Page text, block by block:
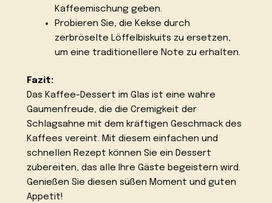
Kaffeemischung geben.
Probieren Sie, die Kekse durch
zerbröselte Löffelbiskuits zu ersetzen,
um eine traditionellere Note zu erhalten.
Fazit:
Das Kaffee-Dessert im Glas ist eine wahre
Gaumenfreude, die die Cremigkeit der
Schlagsahne mit dem kräftigen Geschmack des
Kaffees vereint. Mit diesem einfachen und
schnellen Rezept können Sie ein Dessert
zubereiten, das alle Ihre Gäste begeistern wird.
Genießen Sie diesen süßen Moment und guten
Appetit!